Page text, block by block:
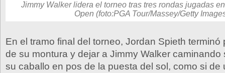
Jimmy Walker lidera el torneo tras tres rondas jugadas
Open (foto:PGA Tour/Massey/Getty
En el tramo final del torneo, Jordan Spieth terminó
de su montura y dejar a Jimmy Walker caminando
su caballo en pos de la puesta del sol, como si de